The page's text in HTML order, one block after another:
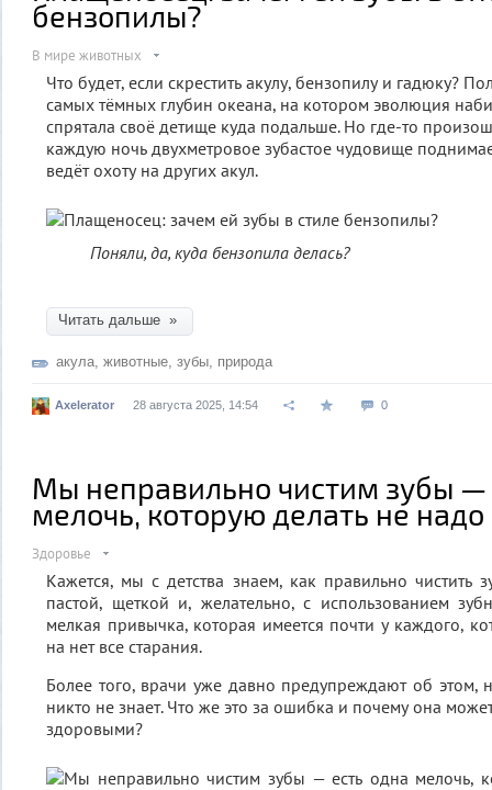
бензопилы?
В мире животных
Что будет, если скрестить акулу, бензопилу и гадюку?
самых тёмных глубин океана, на котором эволюция
спрятала своё детище куда подальше. Но где-то
каждую ночь двухметровое зубастое чудовище
ведёт охоту на других акул.
Поняли, да, куда бензопила делась?
Читать дальше »
акула, животные, зубы, природа
Axelerator 28 августа 2025, 14:54 0
Мы неправильно чистим зубы —
мелочь, которую делать не надо
Здоровье
Кажется, мы с детства знаем, как правильно чистить
пастой, щеткой и, желательно, с использованием
мелкая привычка, которая имеется почти у каждого,
на нет все старания.
Более того, врачи уже давно предупреждают об этом,
никто не знает. Что же это за ошибка и почему она
здоровыми?